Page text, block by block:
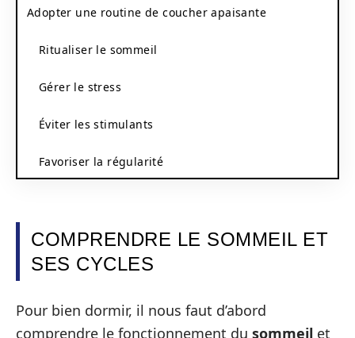
Adopter une routine de coucher apaisante
Ritualiser le sommeil
Gérer le stress
Éviter les stimulants
Favoriser la régularité
COMPRENDRE LE SOMMEIL ET
SES CYCLES
Pour bien dormir, il nous faut d’abord
comprendre le fonctionnement du sommeil et